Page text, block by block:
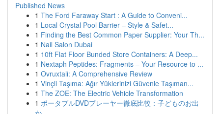
Published News
1 The Ford Faraway Start : A Guide to Conveni...
1 Local Crystal Pool Barrier – Style & Safet...
1 Finding the Best Common Paper Supplier: Your Th...
1 Nail Salon Dubai
1 10ft Flat Floor Bunded Store Containers: A Deep...
1 Nextaph Peptides: Fragments – Your Resource to ...
1 Ovruxtali: A Comprehensive Review
1 Vinçli Taşıma: Ağır Yüklerinizi Güvenle Taşıman...
1 The ZOE: The Electric Vehicle Transformation
1 ポータブルDVDプレーヤー徹底比較：子どものお出